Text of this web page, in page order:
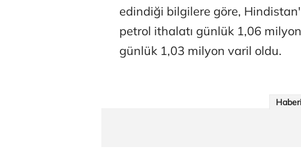
edindiği bilgilere göre,
petrol ithalatı günlük 1,06
günlük 1,03 milyon varil oldu.